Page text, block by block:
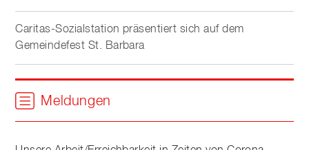
Caritas-Sozialstation präsentiert sich auf dem
Gemeindefest St. Barbara
Meldungen